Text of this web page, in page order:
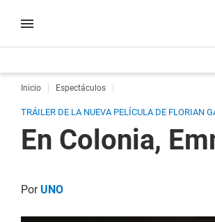
Inicio Espectáculos
TRÁILER DE LA NUEVA PELÍCULA DE FLORIAN
En Colonia,
PorUNO